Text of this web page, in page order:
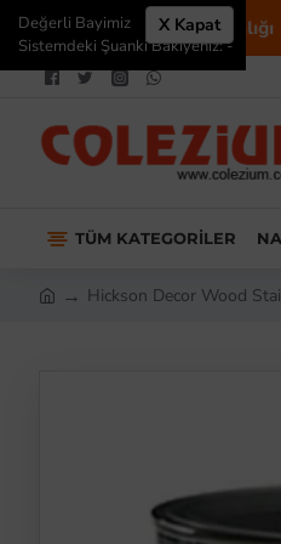
E-Ticaret Danışmanlığı
TÜM KATEGORILER
X Kapat
Değerli Bayimiz
Sistemdeki Şuanki Bakiyeniz: -
Hickson Decor Wood